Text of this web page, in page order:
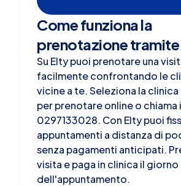
Come funziona la
prenotazione
Su Elty puoi prenotare una
facilmente confrontando le
vicine a te. Seleziona la
per prenotare online o chiama
0297133028. Con Elty puoi
appuntamenti a distanza di
senza pagamenti anticipati.
visita e paga in clinica il giorno
dell'appuntamento.